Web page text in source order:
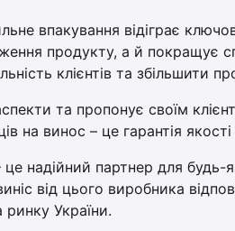
впакування відіграє
продукту, а й покращує
клієнтів та збільшити
та пропонує своїм
на винос – це гарантія
надійний партнер для будь-
від цього виробника
ринку України.